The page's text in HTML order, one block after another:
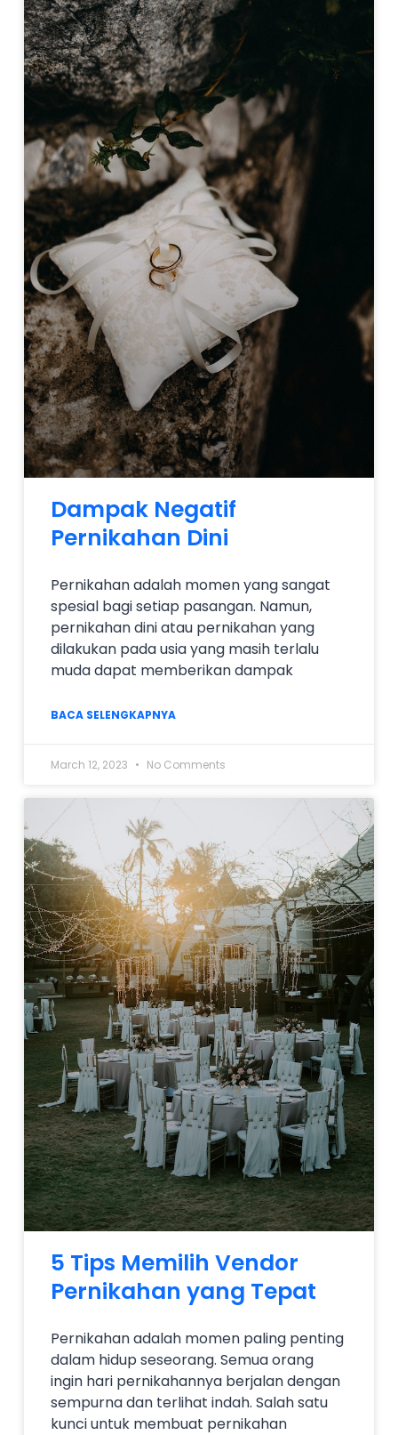
Dampak Negatif
Pernikahan Dini
Pernikahan adalah momen yang sangat
spesial bagi setiap pasangan. Namun,
pernikahan dini atau pernikahan yang
dilakukan pada usia yang masih terlalu
muda dapat memberikan dampak
BACA SELENGKAPNYA
March 12, 2023 No Comments
5 Tips Memilih Vendor
Pernikahan yang Tepat
Pernikahan adalah momen paling penting
dalam hidup seseorang. Semua orang
ingin hari pernikahannya berjalan dengan
sempurna dan terlihat indah. Salah satu
kunci untuk membuat pernikahan